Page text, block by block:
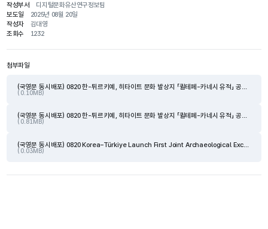
작성부서
디지털문화유산연구정보팀
보도일
2025년 08월 20일
작성자
김대영
조회수
1232
첨부파일
( 0.10MB)
(국영문 동시배포) 0820 한-튀르키예, 히타이트 문화 발상지 「퀼테페-카네시 유적」 공동 발굴조사(붙임).pdf
( 0.81MB)
( 0.03MB)